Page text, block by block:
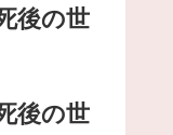
後の世
後の世